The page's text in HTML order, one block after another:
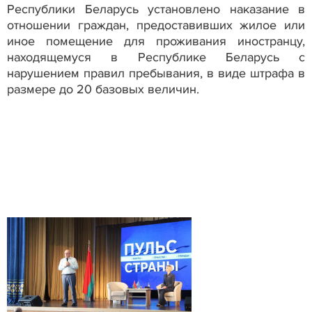
Республики Беларусь установлено наказание в
отношении граждан, предоставивших жилое или
иное помещение для проживания иностранцу,
находящемуся в Республике Беларусь с
нарушением правил пребывания, в виде штрафа в
размере до 20 базовых величин.